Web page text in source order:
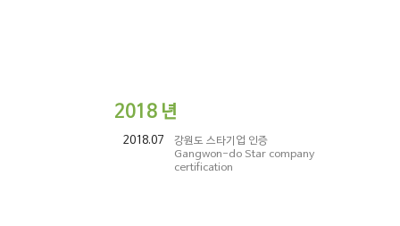
2018 년
2018.07
강원도 스타기업 인증
Gangwon-do Star company
certification